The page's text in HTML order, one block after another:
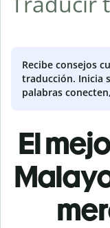
Recibe consejos
traducción. Inicia
palabras
El